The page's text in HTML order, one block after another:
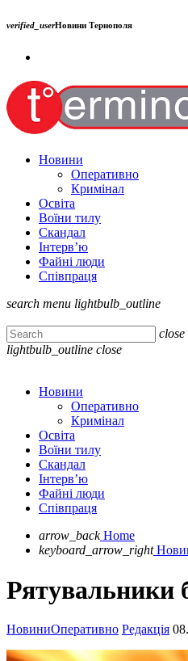
verified_userНовини Тернополя
Новини
Оперативно
Кримінал
Освіта
Воїни тилу
Скандал
Інтерв’ю
Файні люди
Співпраця
search menu lightbulb_outline
close
lightbulb_outline close
Новини
Оперативно
Кримінал
Освіта
Воїни тилу
Скандал
Інтерв’ю
Файні люди
Співпраця
arrow_back Home
keyboard_arrow_right
Рятувальники
НовиниОперативно Редакція